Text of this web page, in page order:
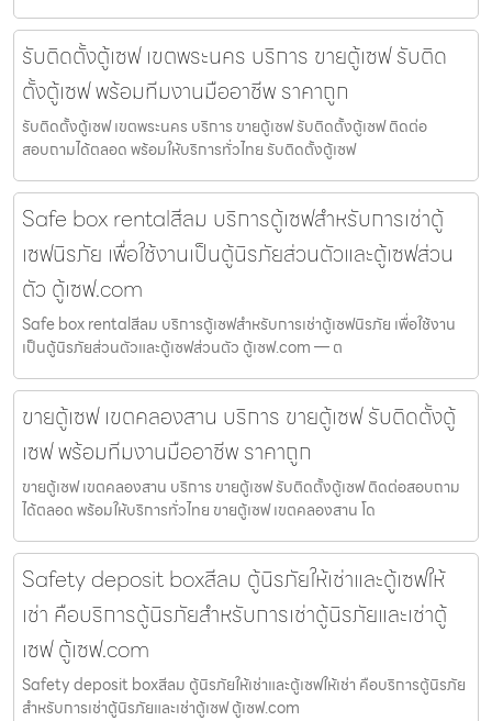
รับติดตั้งตู้เซฟ เขตพระนคร บริการ ขายตู้เซฟ รับติด
ตั้งตู้เซฟ พร้อมทีมงานมืออาชีพ ราคาถูก
รับติดตั้งตู้เซฟ เขตพระนคร บริการ ขายตู้เซฟ รับติดตั้งตู้เซฟ ติดต่อ
สอบถามได้ตลอด พร้อมให้บริการทั่วไทย รับติดตั้งตู้เซฟ
Safe box rentalสีลม บริการตู้เซฟสำหรับการเช่าตู้
เซฟนิรภัย เพื่อใช้งานเป็นตู้นิรภัยส่วนตัวและตู้เซฟส่วน
ตัว ตู้เซฟ.com
Safe box rentalสีลม บริการตู้เซฟสำหรับการเช่าตู้เซฟนิรภัย เพื่อใช้งาน
เป็นตู้นิรภัยส่วนตัวและตู้เซฟส่วนตัว ตู้เซฟ.com — ต
ขายตู้เซฟ เขตคลองสาน บริการ ขายตู้เซฟ รับติดตั้งตู้
เซฟ พร้อมทีมงานมืออาชีพ ราคาถูก
ขายตู้เซฟ เขตคลองสาน บริการ ขายตู้เซฟ รับติดตั้งตู้เซฟ ติดต่อสอบถาม
ได้ตลอด พร้อมให้บริการทั่วไทย ขายตู้เซฟ เขตคลองสาน โด
Safety deposit boxสีลม ตู้นิรภัยให้เช่าและตู้เซฟให้
เช่า คือบริการตู้นิรภัยสำหรับการเช่าตู้นิรภัยและเช่าตู้
เซฟ ตู้เซฟ.com
Safety deposit boxสีลม ตู้นิรภัยให้เช่าและตู้เซฟให้เช่า คือบริการตู้นิรภัย
สำหรับการเช่าตู้นิรภัยและเช่าตู้เซฟ ตู้เซฟ.com